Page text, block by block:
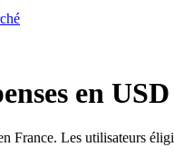
en
France. Les utilisateurs